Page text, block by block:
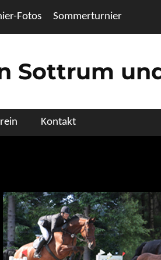
Fotos Sommerturnier
Sottrum
Kontakt